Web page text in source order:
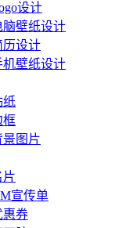
设计
脑壁纸设计
历设计
机壁纸设计
纸
框
景图片
片
宣传单
惠券